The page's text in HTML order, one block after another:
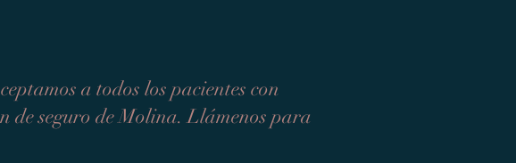
a todos los pacientes con
de seguro de Molina. Llámenos para